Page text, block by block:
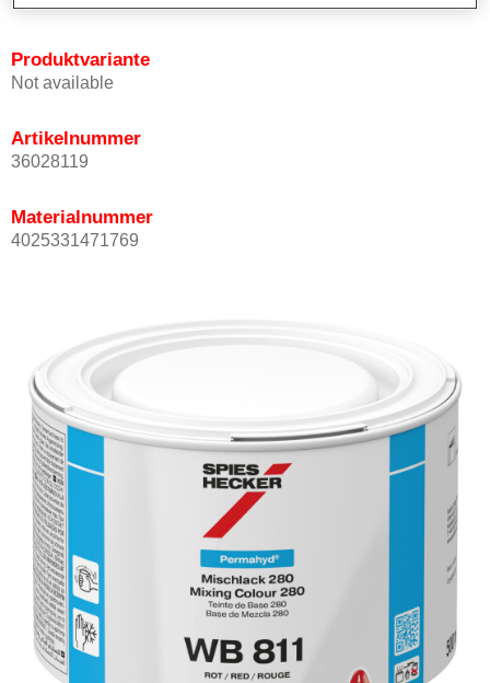
Produktvariante
Not available
Artikelnummer
36028119
Materialnummer
4025331471769